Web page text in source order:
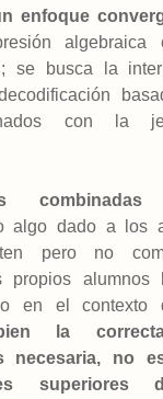
enfoque
algebraica
se busca la
con la
combinadas
algo dado a los
pero no
propios alumnos
en el contexto
la correcta
necesaria, no
superiores